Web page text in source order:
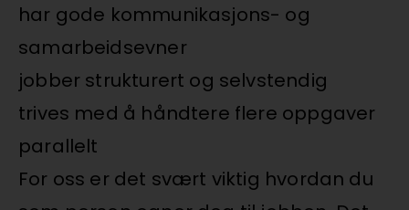
har gode kommunikasjons- og
samarbeidsevner
jobber strukturert og selvstendig
trives med å håndtere flere oppgaver
parallelt
For oss er det svært viktig hvordan du